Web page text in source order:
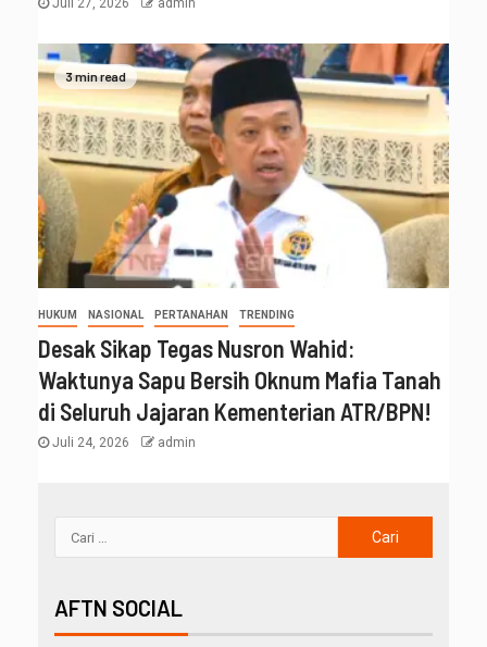
Juli 27, 2026 admin
3 min read
HUKUM NASIONAL PERTANAHAN TRENDING
Desak Sikap Tegas Nusron Wahid:
Waktunya Sapu Bersih Oknum Mafia Tanah
di Seluruh Jajaran Kementerian ATR/BPN!
Juli 24, 2026 admin
AFTN SOCIAL